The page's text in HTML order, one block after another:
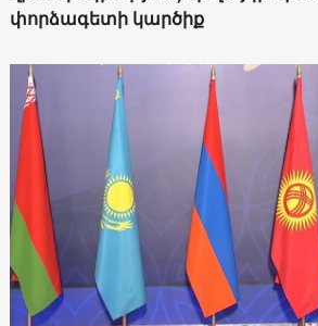
փորձագետի կարծիք